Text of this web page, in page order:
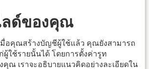
ลด์ของคุณ
เมื่อคุณสร้างบัญชีผู้ใช้แล้ว คุณยังสามารถ
ผู้ใช้รายนั้นได้ โดยการตั้งค่ารูท
คุณ เราจะอธิบายแนวคิดอย่างละเอียดใน